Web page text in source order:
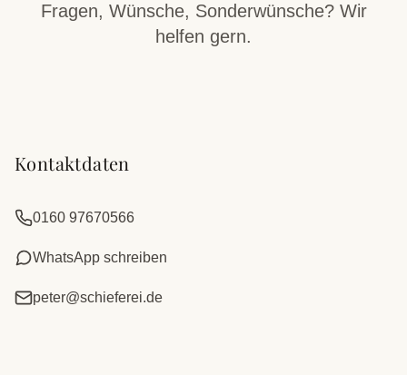
Fragen, Wünsche, Sonderwünsche? Wir
helfen gern.
Kontaktdaten
0160 97670566
WhatsApp schreiben
peter@schieferei.de